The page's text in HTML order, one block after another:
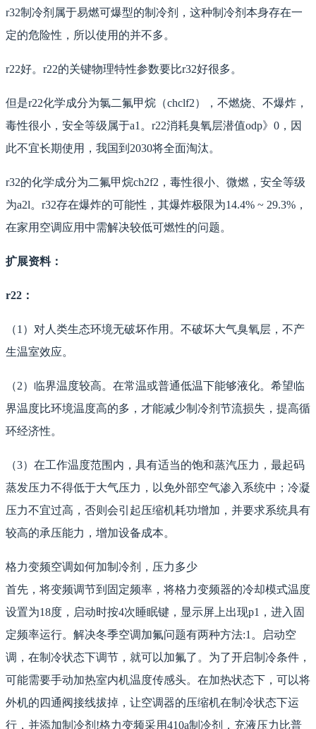
r32制冷剂属于易燃可爆型的制冷剂，这种制冷剂本身存在一
定的危险性，所以使用的并不多。
r22好。r22的关键物理特性参数要比r32好很多。
但是r22化学成分为氯二氟甲烷（chclf2），不燃烧、不爆炸，
毒性很小，安全等级属于a1。r22消耗臭氧层潜值odp》0，因
此不宜长期使用，我国到2030将全面淘汰。
r32的化学成分为二氟甲烷ch2f2，毒性很小、微燃，安全等级
为a2l。r32存在爆炸的可能性，其爆炸极限为14.4% ~ 29.3%，
在家用空调应用中需解决较低可燃性的问题。
扩展资料：
r22：
（1）对人类生态环境无破坏作用。不破坏大气臭氧层，不产
生温室效应。
（2）临界温度较高。在常温或普通低温下能够液化。希望临
界温度比环境温度高的多，才能减少制冷剂节流损失，提高循
环经济性。
（3）在工作温度范围内，具有适当的饱和蒸汽压力，最起码
蒸发压力不得低于大气压力，以免外部空气渗入系统中；冷凝
压力不宜过高，否则会引起压缩机耗功增加，并要求系统具有
较高的承压能力，增加设备成本。
格力变频空调如何加制冷剂，压力多少
首先，将变频调节到固定频率，将格力变频器的冷却模式温度
设置为18度，启动时按4次睡眠键，显示屏上出现p1，进入固
定频率运行。解决冬季空调加氟问题有两种方法:1。启动空
调，在制冷状态下调节，就可以加氟了。为了开启制冷条件，
可能需要手动加热室内机温度传感头。在加热状态下，可以将
外机的四通阀接线拔掉，让空调器的压缩机在制冷状态下运
行，并添加制冷剂!格力变频采用410a制冷剂，充液压力比普